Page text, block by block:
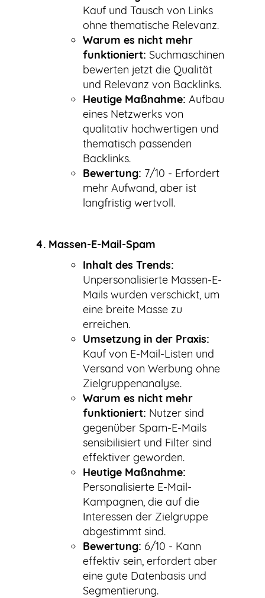
Kauf und Tausch von Links
ohne thematische Relevanz.
Warum es nicht mehr
funktioniert: Suchmaschinen
bewerten jetzt die Qualität
und Relevanz von Backlinks.
Heutige Maßnahme: Aufbau
eines Netzwerks von
qualitativ hochwertigen und
thematisch passenden
Backlinks.
Bewertung: 7/10 - Erfordert
mehr Aufwand, aber ist
langfristig wertvoll.
4. Massen-E-Mail-Spam
Inhalt des Trends:
Unpersonalisierte Massen-E-
Mails wurden verschickt, um
eine breite Masse zu
erreichen.
Umsetzung in der Praxis:
Kauf von E-Mail-Listen und
Versand von Werbung ohne
Zielgruppenanalyse.
Warum es nicht mehr
funktioniert: Nutzer sind
gegenüber Spam-E-Mails
sensibilisiert und Filter sind
effektiver geworden.
Heutige Maßnahme:
Personalisierte E-Mail-
Kampagnen, die auf die
Interessen der Zielgruppe
abgestimmt sind.
Bewertung: 6/10 - Kann
effektiv sein, erfordert aber
eine gute Datenbasis und
Segmentierung.